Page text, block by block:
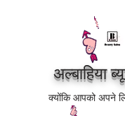
अल्बाहिया
क्योंकि आपको अपने